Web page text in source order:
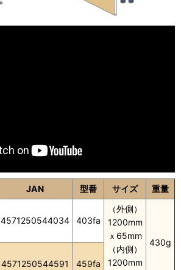
JAN 型番 サイズ 重量
4571250544034 403fa
（外側）
1200mm
ｘ65mm
（内側）
1200mm
430g
4571250544591 459fa